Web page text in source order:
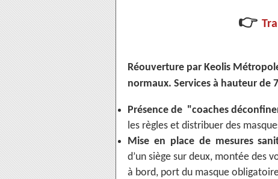
👉
Réouverture par Keolis
normaux. Services à hauteur de
Présence de "coaches
les règles et distribuer des
Mise en place de mesures
d’un siège sur deux, montée des
à bord, port du masque